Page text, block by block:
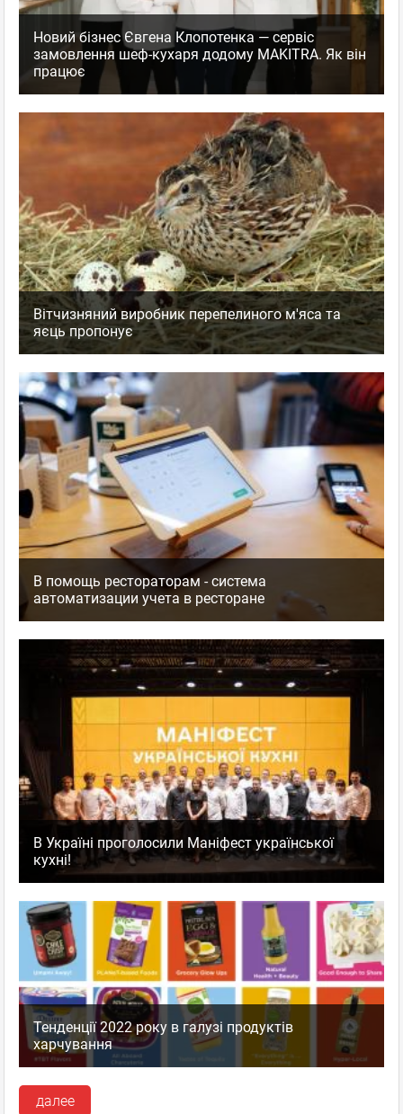
Новий бізнес Євгена Клопотенка — сервіс
замовлення шеф-кухаря додому MAKITRA. Як він
працює
Вітчизняний виробник перепелиного м'яса та
яєць пропонує
В помощь рестораторам - система
автоматизации учета в ресторане
В Україні проголосили Маніфест української
кухні!
Тенденції 2022 року в галузі продуктів
харчування
далее